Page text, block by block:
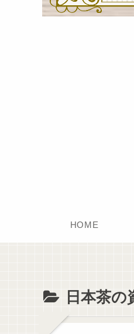
HOME
日本茶の